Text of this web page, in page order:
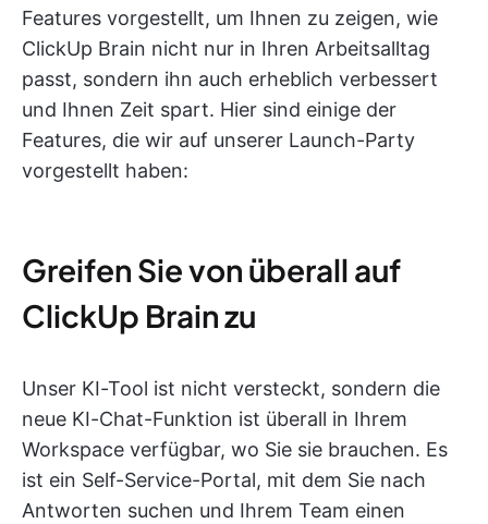
Features vorgestellt, um Ihnen zu zeigen, wie
ClickUp Brain nicht nur in Ihren Arbeitsalltag
passt, sondern ihn auch erheblich verbessert
und Ihnen Zeit spart. Hier sind einige der
Features, die wir auf unserer Launch-Party
vorgestellt haben:
Greifen Sie von überall auf
ClickUp Brain zu
Unser KI-Tool ist nicht versteckt, sondern die
neue KI-Chat-Funktion ist überall in Ihrem
Workspace verfügbar, wo Sie sie brauchen. Es
ist ein Self-Service-Portal, mit dem Sie nach
Antworten suchen und Ihrem Team einen